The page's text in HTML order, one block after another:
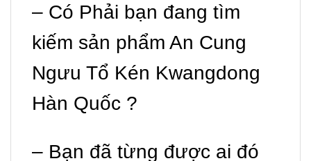
– Có Phải bạn đang tìm
kiếm sản phẩm An Cung
Ngưu Tổ Kén Kwangdong
Hàn Quốc ?
– Bạn đã từng được ai đó